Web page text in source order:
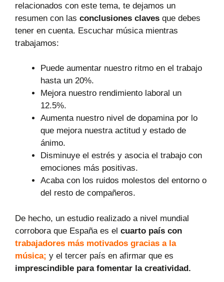
relacionados con este tema, te dejamos un
resumen con las conclusiones claves que debes
tener en cuenta. Escuchar música mientras
trabajamos:
Puede aumentar nuestro ritmo en el trabajo
hasta un 20%.
Mejora nuestro rendimiento laboral un
12.5%.
Aumenta nuestro nivel de dopamina por lo
que mejora nuestra actitud y estado de
ánimo.
Disminuye el estrés y asocia el trabajo con
emociones más positivas.
Acaba con los ruidos molestos del entorno o
del resto de compañeros.
De hecho, un estudio realizado a nivel mundial
corrobora que España es el cuarto país con
trabajadores más motivados gracias a la
música; y el tercer país en afirmar que es
imprescindible para fomentar la creatividad.